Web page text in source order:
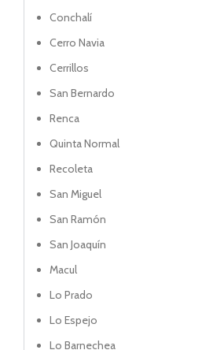
Conchalí
Cerro Navia
Cerrillos
San Bernardo
Renca
Quinta Normal
Recoleta
San Miguel
San Ramón
San Joaquín
Macul
Lo Prado
Lo Espejo
Lo Barnechea